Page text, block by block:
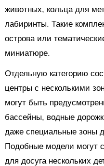
животных, кольца для
лабиринты. Такие
острова или
миниатюре.
Отдельную категорию
центры с несколькими
могут быть
бассейны, водные
даже специальные зоны
Подобные модели могут
для досуга нескольких